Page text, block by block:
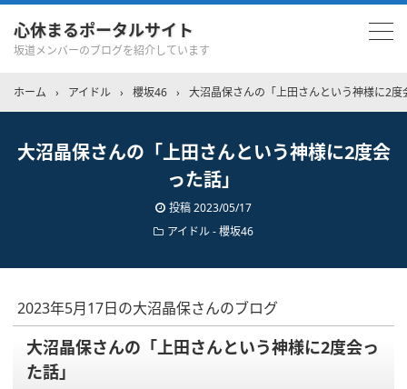
心休まるポータルサイト
坂道メンバーのブログを紹介しています
ホーム › アイドル › 櫻坂46 › 大沼晶保さんの「上田さんという神様に2度
大沼晶保さんの「上田さんという神様に2度会
った話」
投稿2023/05/17
アイドル - 櫻坂46
2023年5月17日の大沼晶保さんのブログ
大沼晶保さんの「上田さんという神様に2度会っ
た話」